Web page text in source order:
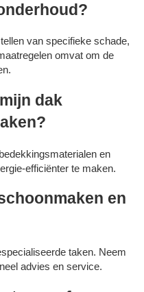
van specifieke schade,
omvat om de
dak
en
efficiënter te maken.
en
taken. Neem
advies en service.